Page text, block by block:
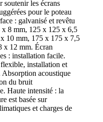
soutenir les écrans
pour le poteau
: galvanisé et revêtu
8 mm, 125 x 125 x 6,5
10 mm, 175 x 175 x 7,5
x 12 mm. Écran
: installation facile.
installation et
Absorption acoustique
du bruit
Haute intensité : la
est basée sur
et charges de